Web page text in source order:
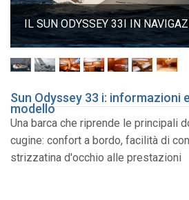
IL SUN ODYSSEY 33I IN
Sun Odyssey 33 i: informazioni
modello
Una barca che riprende le principali
cugine: confort a bordo, facilità di
strizzatina d'occhio alle prestazioni